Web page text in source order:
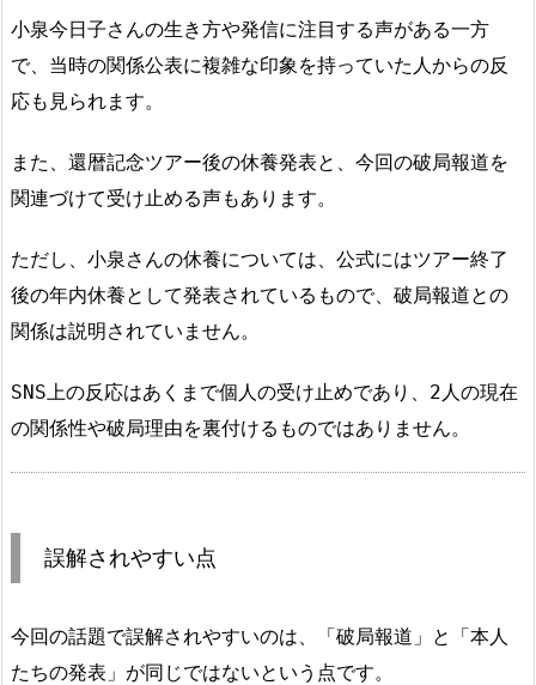
小泉今日子さんの生き方や発信に注目する声がある一方
で、当時の関係公表に複雑な印象を持っていた人からの反
応も見られます。
また、還暦記念ツアー後の休養発表と、今回の破局報道を
関連づけて受け止める声もあります。
ただし、小泉さんの休養については、公式にはツアー終了
後の年内休養として発表されているもので、破局報道との
関係は説明されていません。
SNS上の反応はあくまで個人の受け止めであり、2人の現在
の関係性や破局理由を裏付けるものではありません。
誤解されやすい点
今回の話題で誤解されやすいのは、「破局報道」と「本人
たちの発表」が同じではないという点です。